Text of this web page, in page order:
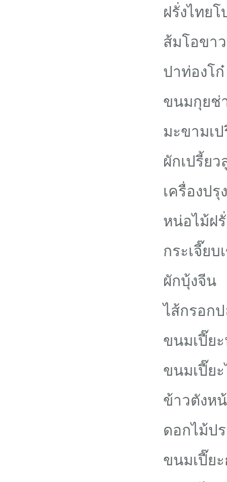
ฝรั่งไทย
ส้มโอขา
ปาท่องโ
ขนมกุยช่
มะขามเ
ผักเปรี้ย
เครื่องปรุ
หน่อไม้ฝ
กระเจี๊ยบ
ผักบุ้งจีน
ไส้กรอก
ขนมเปี๊ย
ขนมเปี๊ย
ข้าวตังห
ดอกไม้ป
ขนมเปี๊ย